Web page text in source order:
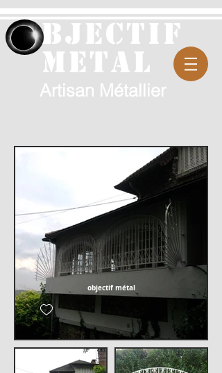
bjectif
metal
Artisan Métallier
objectif métal